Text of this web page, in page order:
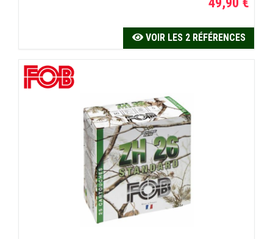
VOIR LES 2 RÉFÉRENCES